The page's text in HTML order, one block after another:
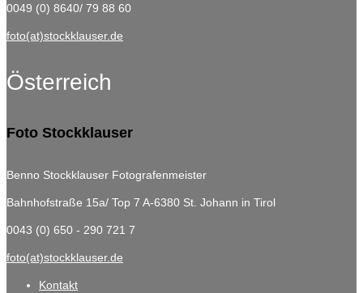
0049 (0) 8640/ 79 88 60
foto(at)stockklauser.de
Österreich
Foto Stockklauser
Benno Stockklauser Fotografenmeister
Bahnhofstraße 15a/ Top 7 A-6380 St. Johann in Tirol
0043 (0) 650 - 290 721 7
foto(at)stockklauser.de
Kontakt